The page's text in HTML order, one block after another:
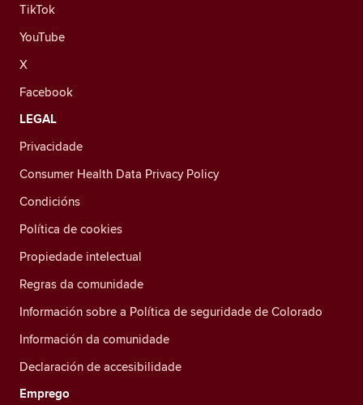
TikTok
YouTube
X
Facebook
LEGAL
Privacidade
Consumer Health Data Privacy Policy
Condicións
Política de cookies
Propiedade intelectual
Regras da comunidade
Información sobre a Política de seguridade de Colorado
Información da comunidade
Declaración de accesibilidade
Emprego